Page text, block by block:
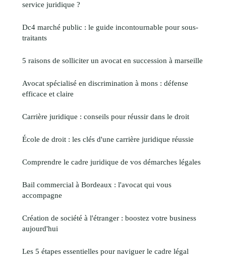
service juridique ?
Dc4 marché public : le guide incontournable pour sous-
traitants
5 raisons de solliciter un avocat en succession à marseille
Avocat spécialisé en discrimination à mons : défense
efficace et claire
Carrière juridique : conseils pour réussir dans le droit
École de droit : les clés d'une carrière juridique réussie
Comprendre le cadre juridique de vos démarches légales
Bail commercial à Bordeaux : l'avocat qui vous
accompagne
Création de société à l'étranger : boostez votre business
aujourd'hui
Les 5 étapes essentielles pour naviguer le cadre légal